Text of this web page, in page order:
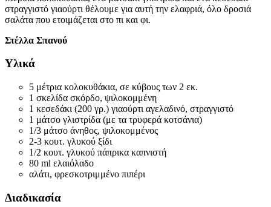
στραγγιστό γιαούρτι θέλουμε για αυτή την ελαφριά, όλο δροσιά
σαλάτα που ετοιμάζεται στο πι και φι.
Στέλλα Σπανού
Υλικά
5 μέτρια κολοκυθάκια, σε κύβους των 2 εκ.
1 σκελίδα σκόρδο, ψιλοκομμένη
1 κεσεδάκι (200 γρ.) γιαούρτι αγελαδινό, στραγγιστό
1 μάτσο γλιστρίδα (με τα τρυφερά κοτσάνια)
1/3 μάτσο άνηθος, ψιλοκομμένος
2-3 κουτ. γλυκού ξίδι
1/2 κουτ. γλυκού πάπρικα καπνιστή
80 ml ελαιόλαδο
αλάτι, φρεσκοτριμμένο πιπέρι
Διαδικασία